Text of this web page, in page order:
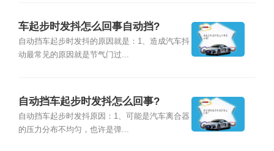
车起步时发抖怎么回事自动挡?
自动挡车起步时发抖的原因就是：1、造成汽车抖
动最常见的原因就是节气门过...
自动挡车起步时发抖怎么回事?
自动挡车起步时发抖原因：1、可能是汽车离合器
的压力分布不均匀，也许是弹...